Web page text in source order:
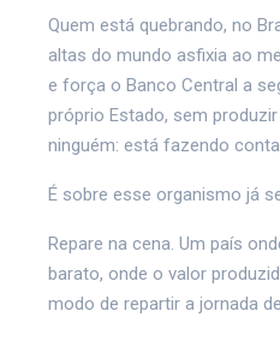
Quem está quebrando, no
altas do mundo asfixia ao
e força o Banco Central a
próprio Estado, sem
ninguém: está fazendo
É sobre esse organismo já
Repare na cena. Um país
barato, onde o valor
modo de repartir a jornada